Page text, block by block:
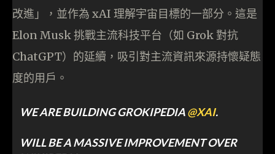
改進」，並作為 xAI 理解宇宙目標的一部分。這是
Elon Musk 挑戰主流科技平台（如 Grok 對抗
ChatGPT）的延續，吸引對主流資訊來源持懷疑態
度的用戶。
WE ARE BUILDING GROKIPEDIA@XAI.
WILL BE A MASSIVE IMPROVEMENT OVER